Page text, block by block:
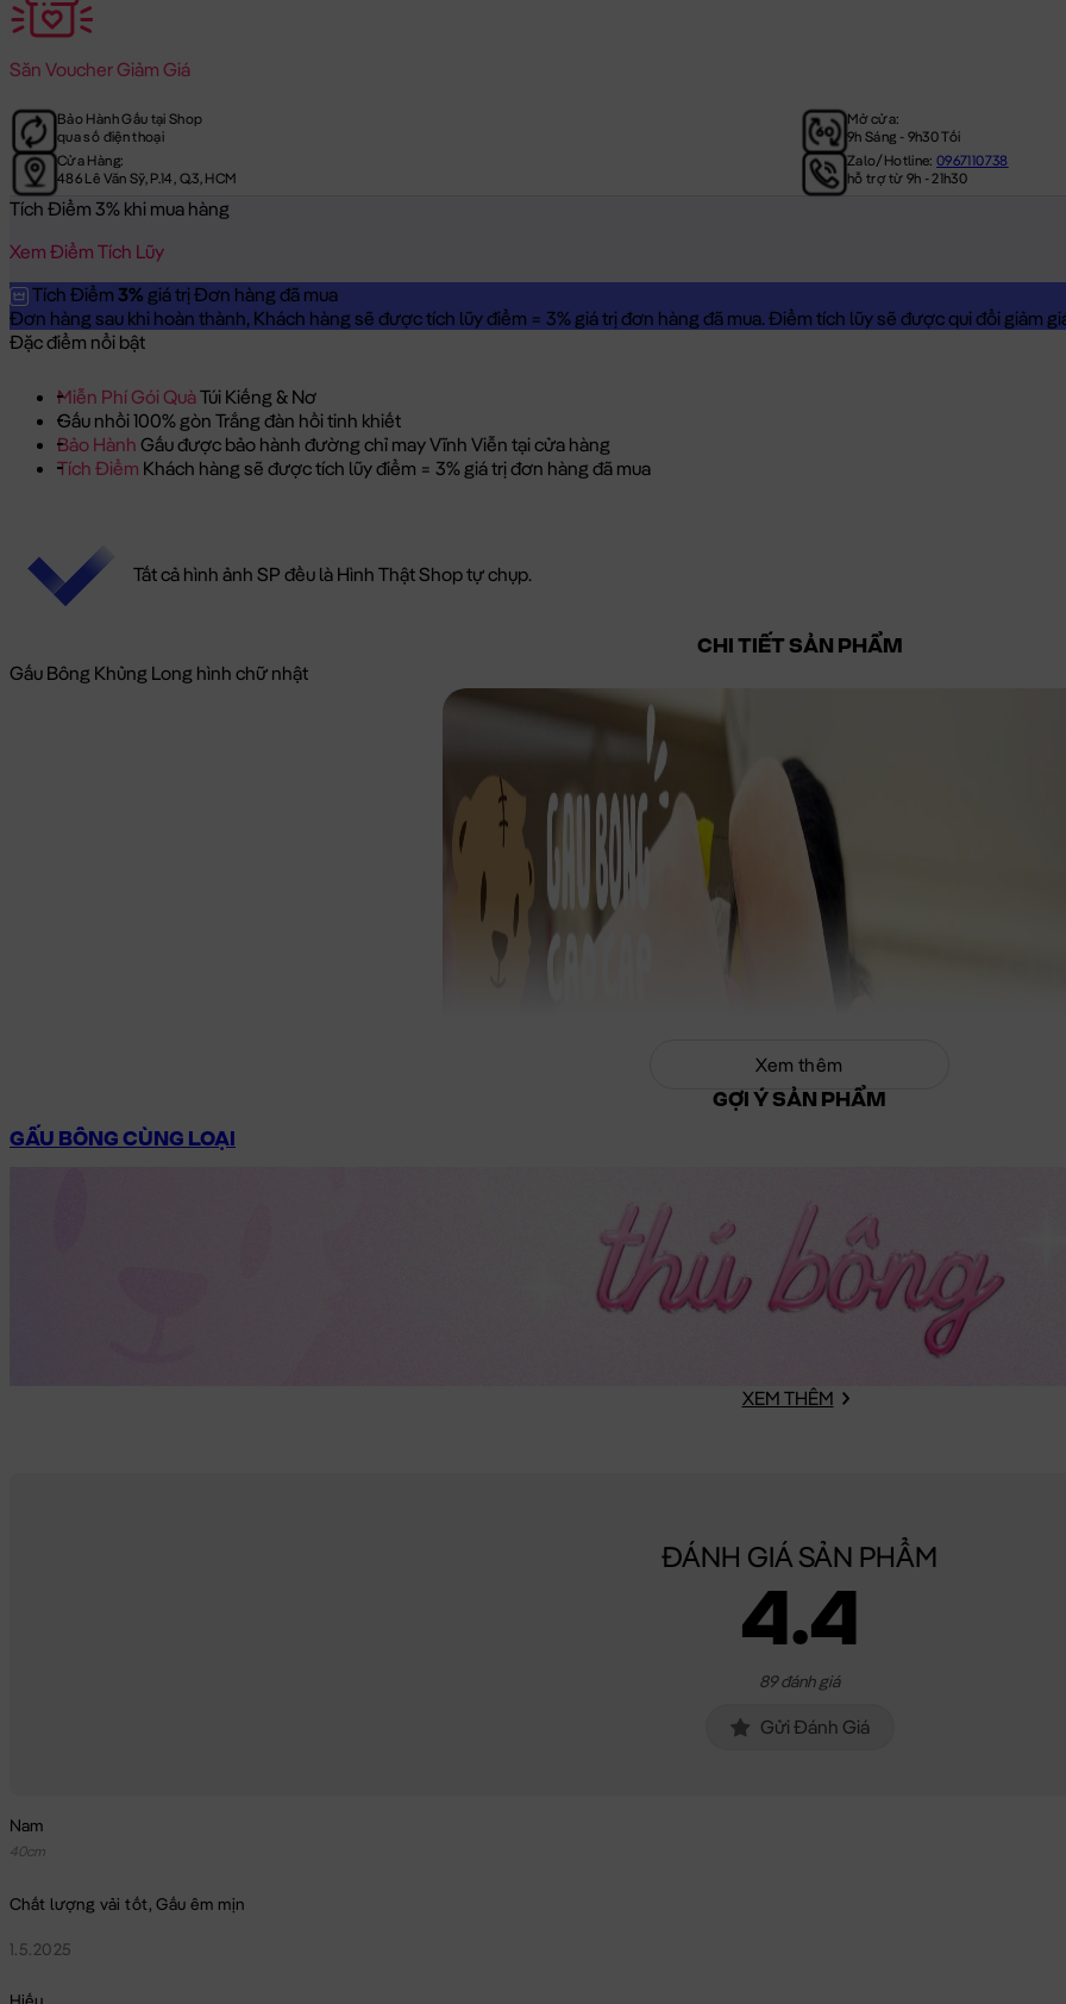
Săn Voucher Giảm Giá
Bảo Hành Gấu tại Shop
qua số điện thoại
Mở cửa:
9h Sáng - 9h30 Tối
Cửa Hàng:
486 Lê Văn Sỹ, P.14, Q.3, HCM
Zalo/Hotline:0967110738
hỗ trợ từ 9h - 21h30
Tích Điểm 3% khi mua hàng
Xem Điểm Tích Lũy
Tích Điểm 3% giá trị Đơn hàng đã mua
Đơn hàng sau khi hoàn thành, Khách hàng sẽ được tích lũy điểm = 3% giá trị đơn hàng đã mua. Điểm tích lũy sẽ được qui đổi giảm
Đặc điểm nổi bật
Miễn Phí Gói QuàTúi Kiếng & Nơ
Gấu nhồi 100% gòn Trắng đàn hồi tinh khiết
Bảo Hành Gấu được bảo hành đường chỉ may Vĩnh Viễn tại cửa hàng
Tích Điểm Khách hàng sẽ được tích lũy điểm = 3% giá trị đơn hàng đã mua
Tất cả hình ảnh SP đều là Hình Thật Shop tự chụp.
CHI TIẾT SẢN PHẨM
Gấu Bông Khủng Long hình chữ nhật
Xem thêm
GỢI Ý SẢN PHẨM
GẤU BÔNG CÙNG LOẠI
XEM THÊM
ĐÁNH GIÁ SẢN PHẨM
4.4
89 đánh giá
Gửi Đánh Giá
Nam
40cm
Chất lượng vải tốt, Gấu êm mịn
1.5.2025